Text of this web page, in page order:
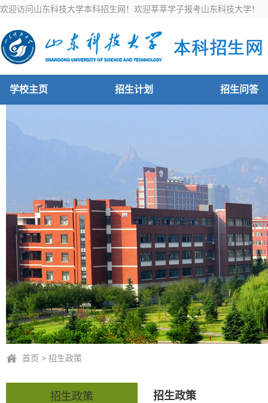
欢迎访问山东科技大学本科招生网！欢迎莘莘学子报考山东科技大学！
学校主页 招生计划 招生问答
首页 > 招生政策
招生政策 招生政策